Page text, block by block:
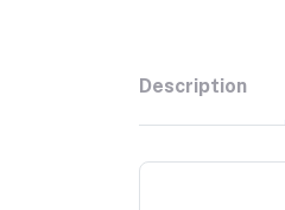
Description